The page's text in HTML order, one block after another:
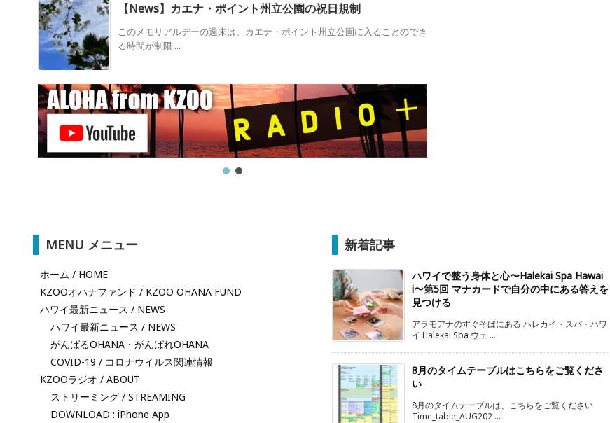
【News】カエナ・ポイント州立公園の祝日規制
このメモリアルデーの週末は、カエナ・ポイント州立公園に入ることのでき
る時間が制限 ...
MENU メニュー
ホーム / HOME
KZOOオハナファンド / KZOO OHANA FUND
ハワイ最新ニュース / NEWS
ハワイ最新ニュース / NEWS
がんばるOHANA・がんばれOHANA
COVID-19 / コロナウイルス関連情報
KZOOラジオ / ABOUT
ストリーミング / STREAMING
DOWNLOAD : iPhone App
新着記事
ハワイで整う身体と心〜Halekai Spa Hawai
i〜第5回 マナカードで自分の中にある答えを
見つける
アラモアナのすぐそばにある ハレカイ・スパ・ハワ
イ Halekai Spa ウェ ...
8月のタイムテーブルはこちらをご覧くださ
い
8月のタイムテーブルは、こちらをご覧ください
Time_table_AUG202 ...